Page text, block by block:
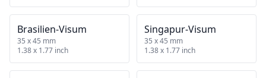
Brasilien‑Visum
35 x 45 mm
1.38 x 1.77 inch
Singapur‑Visum
35 x 45 mm
1.38 x 1.77 inch